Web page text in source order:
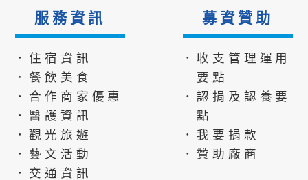
服務資訊
．住宿資訊
．餐飲美食
．合作商家優惠
．醫護資訊
．觀光旅遊
．藝文活動
．交通資訊
募資贊助
．收支管理運用
要點
．認捐及認養要
點
．我要捐款
．贊助廠商